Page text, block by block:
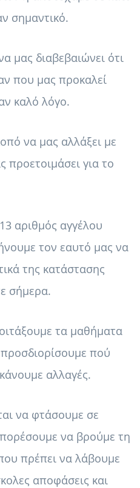
σημαντικό.
μας διαβεβαιώνει ότι
που μας προκαλεί
καλό λόγο.
να μας αλλάξει με
προετοιμάσει για το
αριθμός αγγέλου
τον εαυτό μας να
της κατάστασης
σήμερα.
τα μαθήματα
πού
αλλαγές.
να φτάσουμε σε
να βρούμε τη
πρέπει να λάβουμε
αποφάσεις και